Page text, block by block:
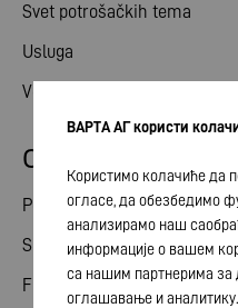
Svet potrošačkih tema
Usluga
Vesti
Odnosi ulagača
Podeli
Skupština akcionara
Finansijski kalendar
ВАРТА АГ користи
Користимо колачиће да
огласе, да обезбедимо
анализирамо наш
информације о вашем
са нашим партнерима
оглашавање и